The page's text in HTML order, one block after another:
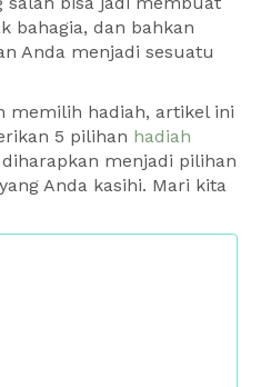
bahagia, dan bahkan
Anda menjadi sesuatu
memilih hadiah, artikel ini
5 pilihan hadiah
diharapkan menjadi pilihan
Anda kasihi. Mari kita